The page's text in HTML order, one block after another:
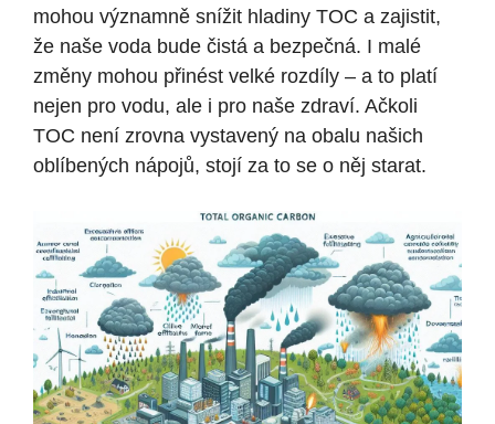
mohou významně snížit hladiny TOC a⁤ zajistit,
že naše voda ​bude čistá a bezpečná. I malé
změny mohou přinést​ velké​ rozdíly – a ​to platí
nejen pro vodu, ale i pro naše zdraví.⁢ Ačkoli
TOC⁢ není zrovna vystavený na ⁢obalu našich
oblíbených nápojů, stojí za to ⁤se o něj starat.